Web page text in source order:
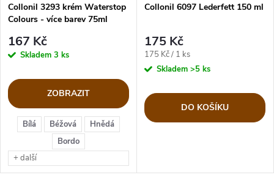
Bílá Béžová
Hnědá
Bordo
+ další
Collonil 3293 krém Waterstop
Colours - více barev 75ml
167 Kč
Skladem 3 ks
ZOBRAZIT
Collonil 6097 Lederfett 150 ml
175 Kč
Měrná
cena:
175 Kč / 1 ks
Skladem >5 ks
DO KOŠÍKU